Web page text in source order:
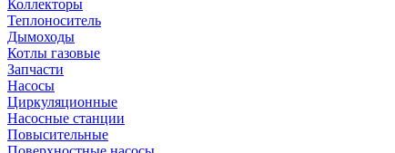
Коллекторы
Теплоноситель
Дымоходы
Котлы газовые
Запчасти
Насосы
Циркуляционные
Насосные станции
Повысительные